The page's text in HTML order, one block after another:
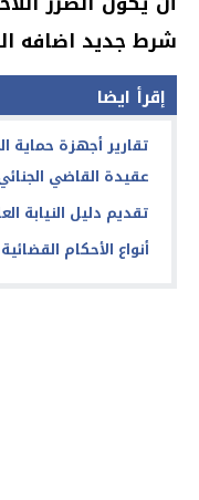
شرط جديد اضافه
إقرأ ايضا
تقارير أجهزة حماية
عقيدة القاضي
تقديم دليل النيابة
أنواع الأحكام القضائية